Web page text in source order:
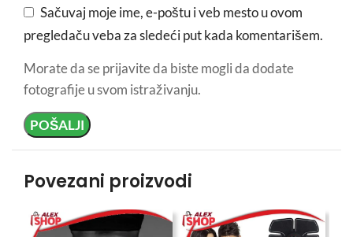
Sačuvaj moje ime, e-poštu i veb mesto u ovom
pregledaču veba za sledeći put kada komentarišem.
Morate da se prijavite da biste mogli da dodate
fotografije u svom istraživanju.
Povezani proizvodi